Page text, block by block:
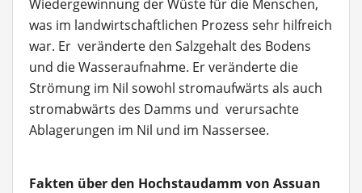
Wiedergewinnung der Wüste für die Menschen,
was im landwirtschaftlichen Prozess sehr hilfreich
war. Er veränderte den Salzgehalt des Bodens
und die Wasseraufnahme. Er veränderte die
Strömung im Nil sowohl stromaufwärts als auch
stromabwärts des Damms und verursachte
Ablagerungen im Nil und im Nassersee.
Fakten über den Hochstaudamm von Assuan